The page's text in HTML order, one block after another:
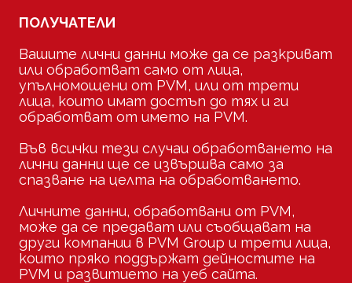
ПОЛУЧАТЕЛИ
Вашите лични данни може да се разкриват
или обработват само от лица,
упълномощени от PVM, или от трети
лица, които имат достъп до тях и ги
обработват от името на PVM.
Във всички тези случаи обработването на
лични данни ще се извършва само за
спазване на целта на обработването.
Личните данни, обработвани от PVM,
може да се предават или съобщават на
други компании в PVM Group и трети лица,
които пряко поддържат дейностите на
PVM и развитието на уеб сайта.